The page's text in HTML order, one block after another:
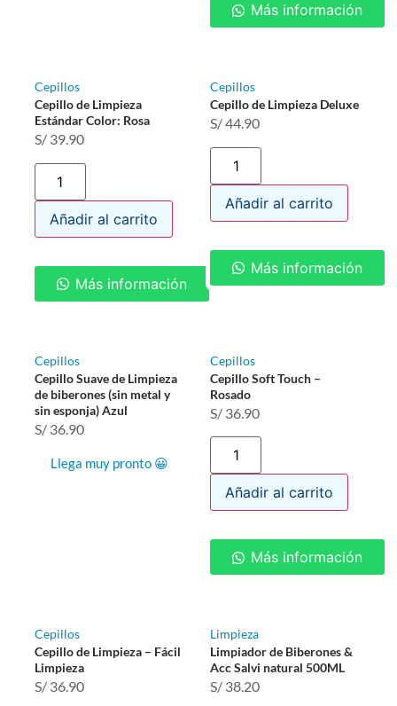
Más información
Cepillos
Cepillo de Limpieza
Estándar Color: Rosa
S/39.90
Añadir al carrito
Más información
Cepillos
Cepillo de Limpieza Deluxe
S/44.90
Añadir al carrito
Más información
Cepillos
Cepillo Suave de Limpieza
de biberones (sin metal y
sin esponja) Azul
S/36.90
Llega muy pronto 😀
Cepillos
Cepillo Soft Touch –
Rosado
S/ 36.90
Añadir al carrito
Más información
Cepillos
Cepillo de Limpieza – Fácil
Limpieza
S/36.90
Limpieza
Limpiador de Biberones &
Acc Salvi natural 500ML
S/ 38.20